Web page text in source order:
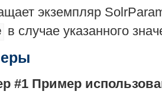
экземпляр
в случае указанного
#1 Пример